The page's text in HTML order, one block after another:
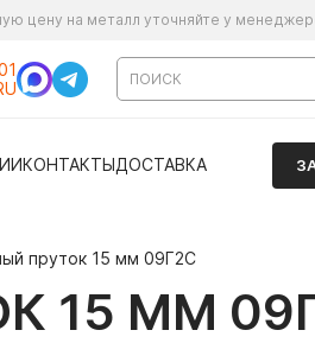
цену на металл уточняйте у
КОНТАКТЫДОСТАВКА
пруток 15 мм 09Г2С
15 ММ